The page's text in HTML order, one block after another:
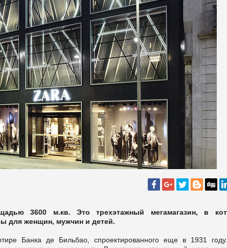
3600 м.кв. Это трехэтажный мегамагазин, в
для женщин, мужчин и детей.
Банка де Бильбао, спроектированного еще в 1931